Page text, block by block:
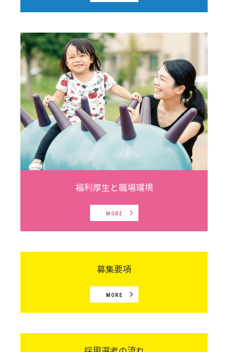
福利厚生と職場環境
MORE
募集要項
MORE